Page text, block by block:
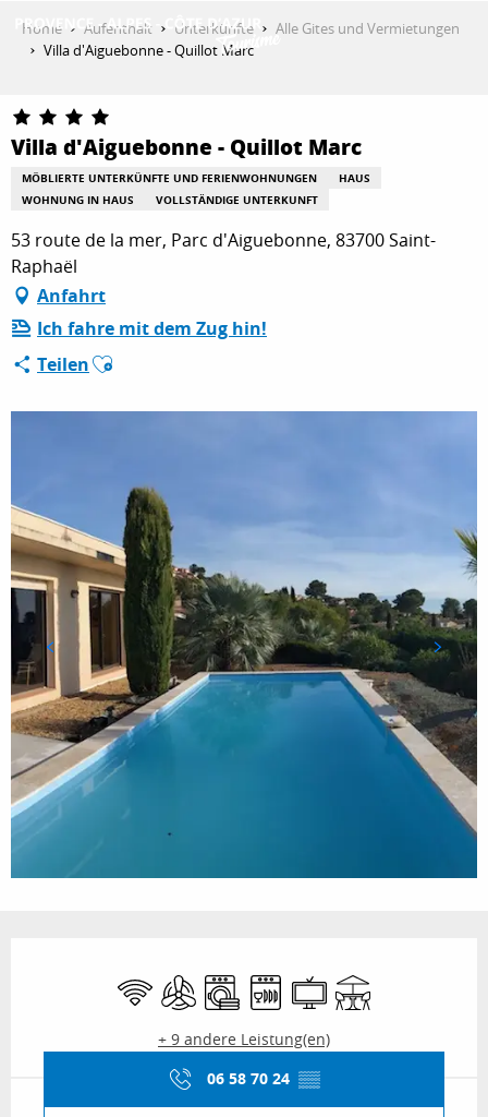
ENTDECKEN
AKTIVITÄTEN
AUFENTHALT
ESPACE PRO
Home Aufenthalt Unterkünfte
Alle Gites und Vermietungen
Villa d'Aiguebonne - Quillot Marc
Villa d'Aiguebonne - Quillot Marc
MÖBLIERTE UNTERKÜNFTE UND FERIENWOHNUNGEN
HAUS
WOHNUNG IN HAUS
VOLLSTÄNDIGE UNTERKUNFT
53 route de la mer, Parc d'Aiguebonne, 83700 Saint-
Raphaël
Anfahrt
Ich fahre mit dem Zug hin!
TeilenAjouter aux favoris
Wi-Fi Klimaanlage
Waschmaschine
Geschirrspülmaschine
Fernsehen
Terrasse
+ 9 andere Leistung(en)
06 58 70 24 ▒▒